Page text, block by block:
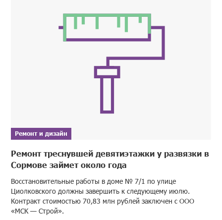
Ремонт и дизайн
Ремонт треснувшей девятиэтажки у развязки в
Сормове займет около года
Восстановительные работы в доме № 7/1 по улице
Циолковского должны завершить к следующему июлю.
Контракт стоимостью 70,83 млн рублей заключен с ООО
«МСК — Строй».